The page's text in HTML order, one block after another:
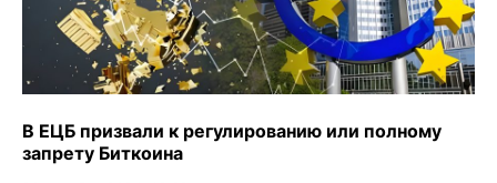
В ЕЦБ призвали к регулированию или полному
запрету Биткоина